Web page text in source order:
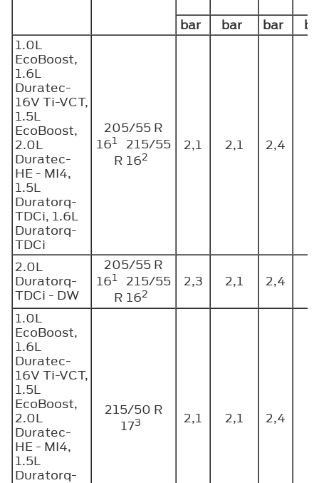
bar
bar bar
1.0L
EcoBoost,
1.6L
Duratec-
16V Ti-VCT,
1.5L
EcoBoost,
2.0L
Duratec-
HE - MI4,
1.5L
Duratorq-
TDCi, 1.6L
Duratorq-
TDCi
205/55 R
161 215/55
R 162
2,1 2,1 2,4
2.0L
Duratorq-
TDCi - DW
205/55 R
161 215/55
R 162
2,3 2,1 2,4
1.0L
EcoBoost,
1.6L
Duratec-
16V Ti-VCT,
1.5L
EcoBoost,
2.0L
Duratec-
HE - MI4,
1.5L
Duratorq-
215/50 R
173 2,1 2,1 2,4